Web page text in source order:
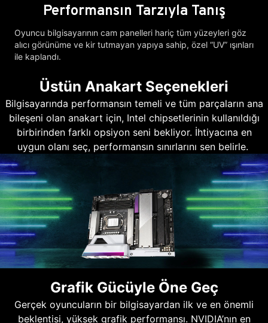
Performansın Tarzıyla Tanış
Oyuncu bilgisayarının cam panelleri hariç tüm yüzeyleri göz
alıcı görünüme ve kir tutmayan yapıya sahip, özel “UV” ışınları
ile kaplandı.
Üstün Anakart Seçenekleri
Bilgisayarında performansın temeli ve tüm parçaların ana
bileşeni olan anakart için, Intel chipsetlerinin kullanıldığı
birbirinden farklı opsiyon seni bekliyor. İhtiyacına en
uygun olanı seç, performansın sınırlarını sen belirle.
Grafik Gücüyle Öne Geç
Gerçek oyuncuların bir bilgisayardan ilk ve en önemli
beklentisi, yüksek grafik performansı. NVIDIA’nın en